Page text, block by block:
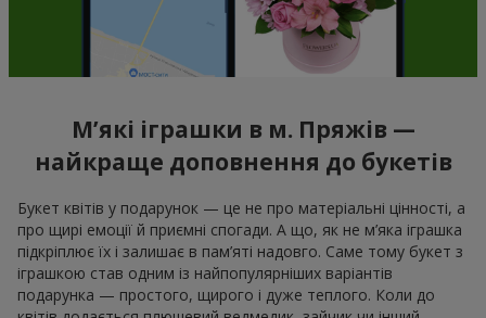
М’які іграшки в м. Пряжів —
найкраще доповнення до букетів
Букет квітів у подарунок — це не про матеріальні цінності, а
про щирі емоції й приємні спогади. А що, як не м’яка іграшка
підкріплює їх і залишає в пам’яті надовго. Саме тому букет з
іграшкою став одним із найпопулярніших варіантів
подарунка — простого, щирого і дуже теплого. Коли до